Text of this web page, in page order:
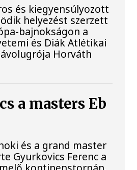
és kiegyensúlyozott
helyezést szerzett
bajnokságon a
és Diák Atlétikai
Horváth
a masters Eb
és a grand master
Gyurkovics Ferenc a